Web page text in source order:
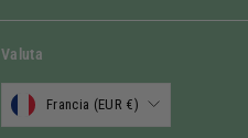
Valuta
Francia (EUR €)